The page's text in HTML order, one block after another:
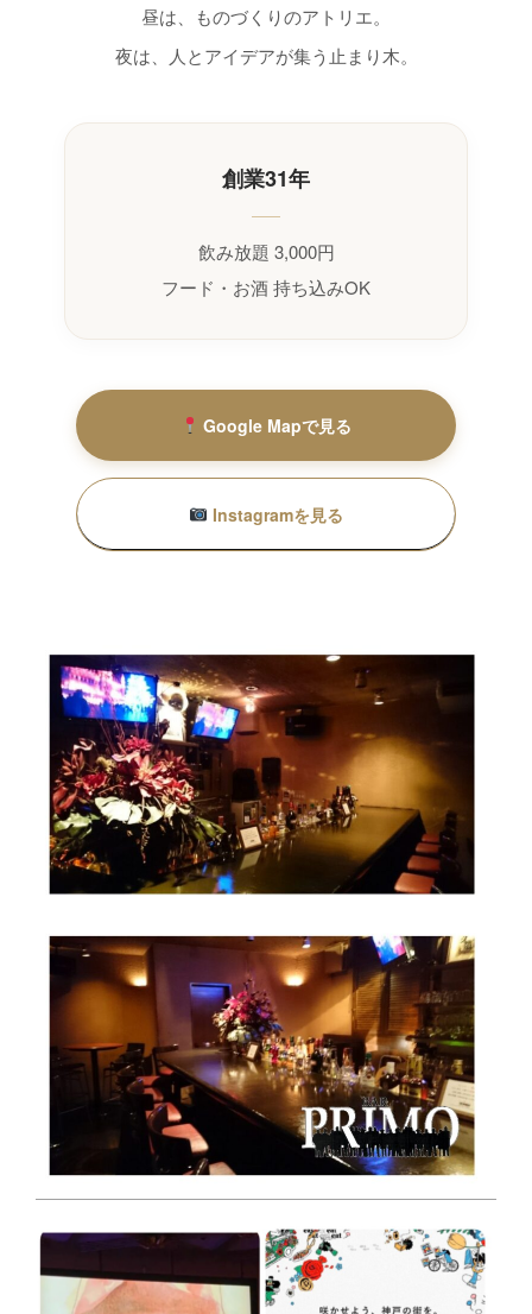
昼は、ものづくりのアトリエ。
夜は、人とアイデアが集う止まり木。
創業31年
飲み放題 3,000円
フード・お酒 持ち込みOK
Google Mapで見る
Instagramを見る